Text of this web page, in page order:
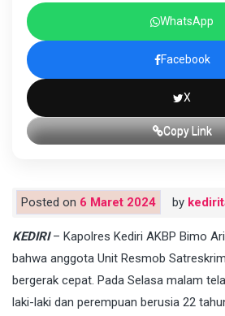
WhatsApp
Facebook
X
Copy Link
Posted on 6 Maret 2024 by
KEDIRI– Kapolres Kediri AKBP Bimo
bahwa anggota Unit Resmob
bergerak cepat. Pada Selasa malam
laki-laki dan perempuan berusia 22